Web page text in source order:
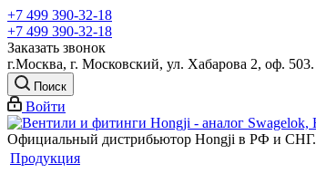
+7 499 390-32-18
+7 499 390-32-18
Заказать звонок
г.Москва, г. Московский, ул. Хабарова 2, оф. 503.
Поиск
Войти
Официальный дистрибьютор Hongji в РФ и СНГ.
Продукция